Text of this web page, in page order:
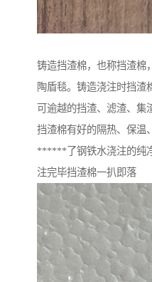
铸造挡渣棉，也称挡渣棉
陶盾毯。铸造浇注时挡渣
可逾越的挡渣、滤渣、集
挡渣棉有好的隔热、保温
******了钢铁水浇注的纯
注完毕挡渣棉一扒即落